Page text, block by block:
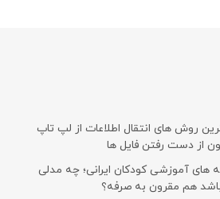
روش های انتقال اطلاعات از لپ تاپ
از دست رفتن فایل ها
های آموزشی کودکان ایرانی؛ چه مدلی
هم مقرون به صرفه؟